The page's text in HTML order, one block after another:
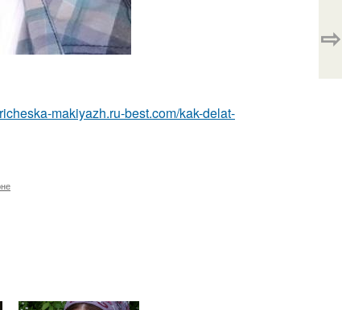
makiyazh.ru-best.com/kak-delat-
⇨